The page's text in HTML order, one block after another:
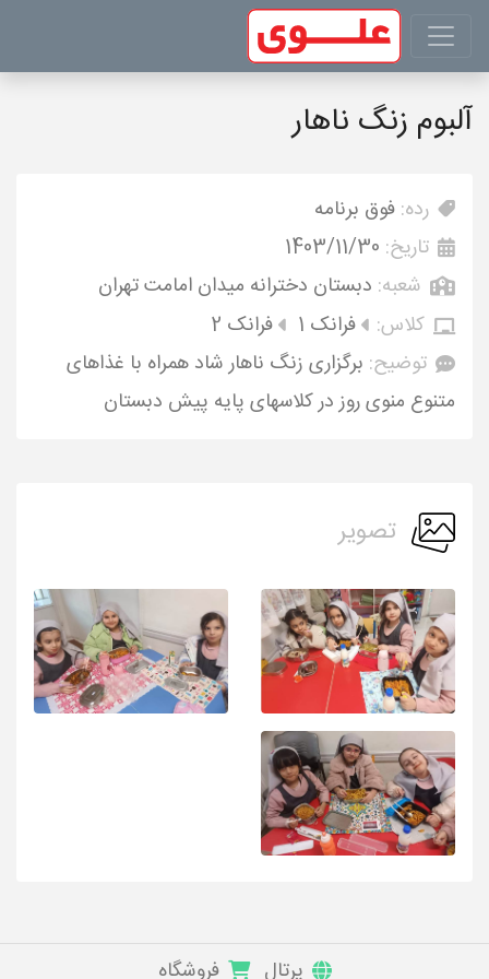
آلبوم زنگ ناهار
رده: فوق برنامه
تاریخ: 1403/11/30
شعبه: دبستان دخترانه میدان امامت تهران
کلاس:
فرانک 1
فرانک 2
توضیح: برگزاری زنگ ناهار شاد همراه با غذاهای
متنوع منوی روز در کلاسهای پایه پیش دبستان
تصویر
پرتال فروشگاه